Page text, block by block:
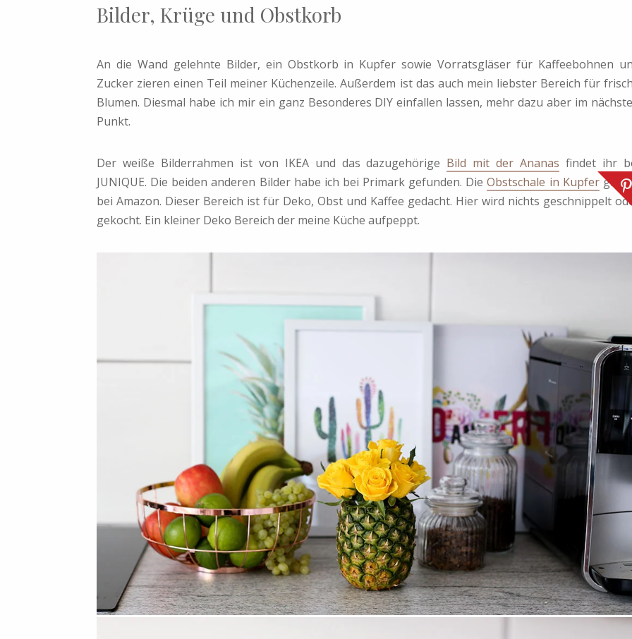
Bilder, Krüge und Obstkorb
An die Wand gelehnte Bilder, ein Obstkorb in Kupfer sowie Vorratsgläser für Kaffeebohnen
Zucker zieren einen Teil meiner Küchenzeile. Außerdem ist das auch mein liebster Bereich für
Blumen. Diesmal habe ich mir ein ganz Besonderes DIY einfallen lassen, mehr dazu aber im
Punkt.
Der weiße Bilderrahmen ist von IKEA und das dazugehörige Bild mit der Ananas findet ihr
JUNIQUE. Die beiden anderen Bilder habe ich bei Primark gefunden. DieObstschale in Kupfergibt es
bei Amazon. Dieser Bereich ist für Deko, Obst und Kaffee gedacht. Hier wird nichts geschnippelt oder
gekocht. Ein kleiner Deko Bereich der meine Küche aufpeppt.